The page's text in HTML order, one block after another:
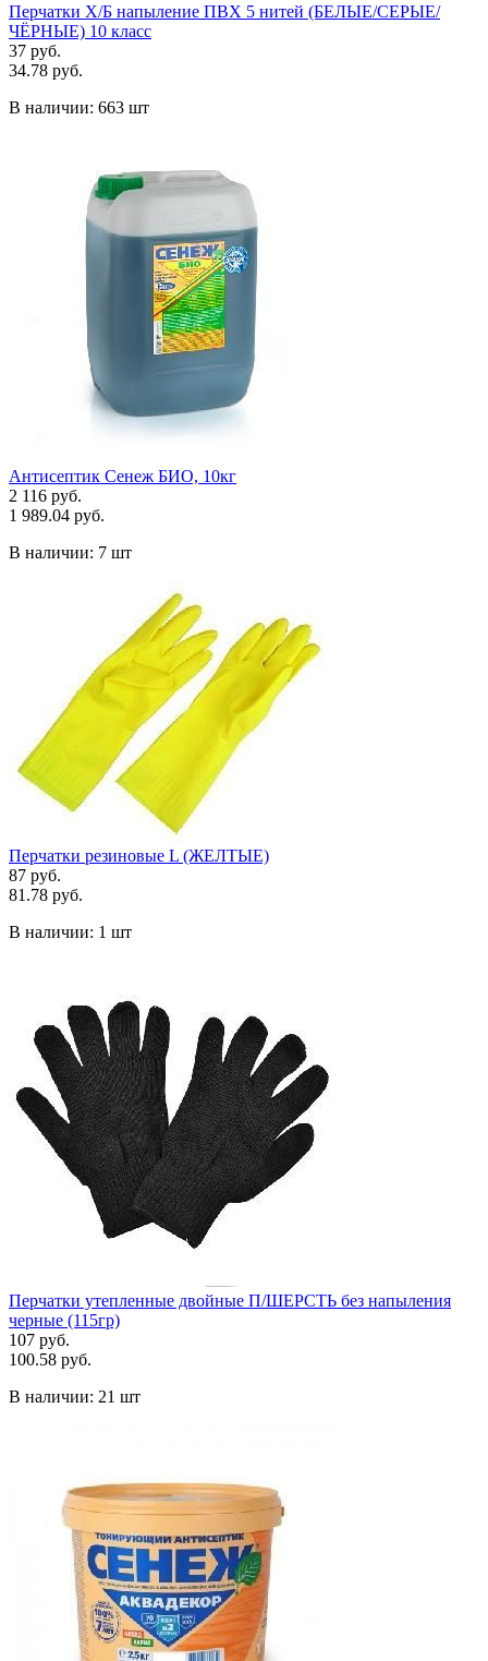
Перчатки Х/Б напыление ПВХ 5 нитей (БЕЛЫЕ/СЕРЫЕ/
ЧЁРНЫЕ) 10 класс
37 руб.
34.78 руб.
В наличии: 663 шт
Антисептик Сенеж БИО, 10кг
2 116 руб.
1 989.04 руб.
В наличии: 7 шт
Перчатки резиновые L (ЖЕЛТЫЕ)
87 руб.
81.78 руб.
В наличии: 1 шт
Перчатки утепленные двойные П/ШЕРСТЬ без напыления
черные (115гр)
107 руб.
100.58 руб.
В наличии: 21 шт